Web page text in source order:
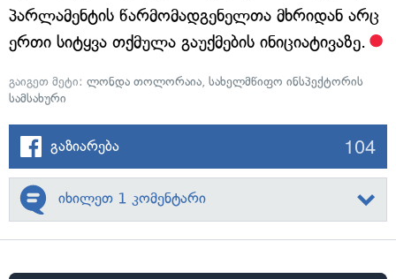
პარლამენტის წარმომადგენელთა მხრიდან არც
ერთი სიტყვა თქმულა გაუქმების ინიციატივაზე.
გაიგეთ მეტი: ლონდა თოლორაია, სახელმწიფო ინსპექტორის
სამსახური
გაზიარება 104
იხილეთ 1 კომენტარი